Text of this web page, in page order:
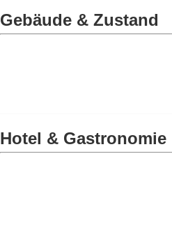
Gebäude & Zustand
Hotel & Gastronomie